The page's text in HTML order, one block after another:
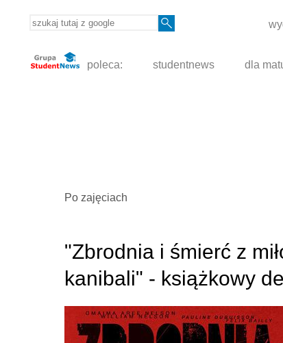
poleca: studentnews dla
Po zajęciach
"Zbrodnia i śmierć z
kanibali" - książkowy